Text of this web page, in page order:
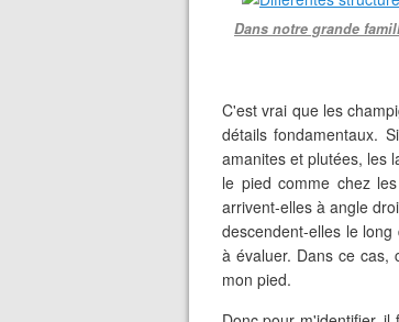
Dans notre grande
C'est vrai que les
détails fondamentaux.
amanites et plutées, les
le pied comme chez
arrivent-elles à angle
descendent-elles le
à évaluer. Dans ce cas,
mon pied.